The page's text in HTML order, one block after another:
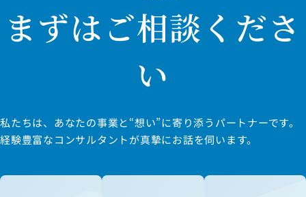
まずはご相談くださ
い
私たちは、あなたの事業と“想い”に寄り添うパートナーです。
経験豊富なコンサルタントが真摯にお話を伺います。